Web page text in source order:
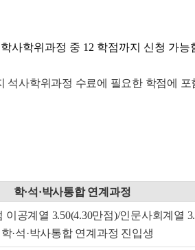
사학위과정 중 12 학점까지 신청 가능
사학위과정 수료에 필요한 학점에 포
학·석·박사통합 연계과정
공계열 3.50(4.30만점)/인문사회계열
·석·박사통합 연계과정 진입생